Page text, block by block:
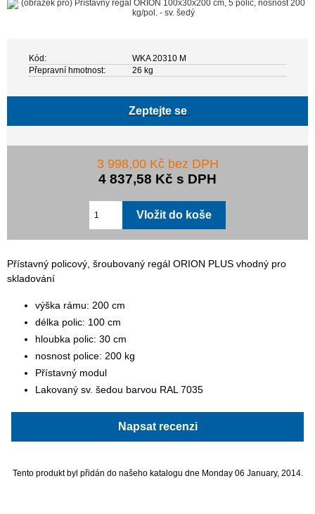
Kód:
WKA 20310 M
Přepravní hmotnost:
26 kg
Zeptejte se
3 998,00 Kč bez DPH
4 837,58 Kč s DPH
Přístavný policový, šroubovaný regál ORION PLUS vhodný pro
skladování
výška rámu: 200 cm
délka polic: 100 cm
hloubka polic: 30 cm
nosnost police: 200 kg
Přístavný modul
Lakovaný sv. šedou barvou RAL 7035
Napsat recenzi
Tento produkt byl přidán do našeho katalogu dne Monday 06 January, 2014.